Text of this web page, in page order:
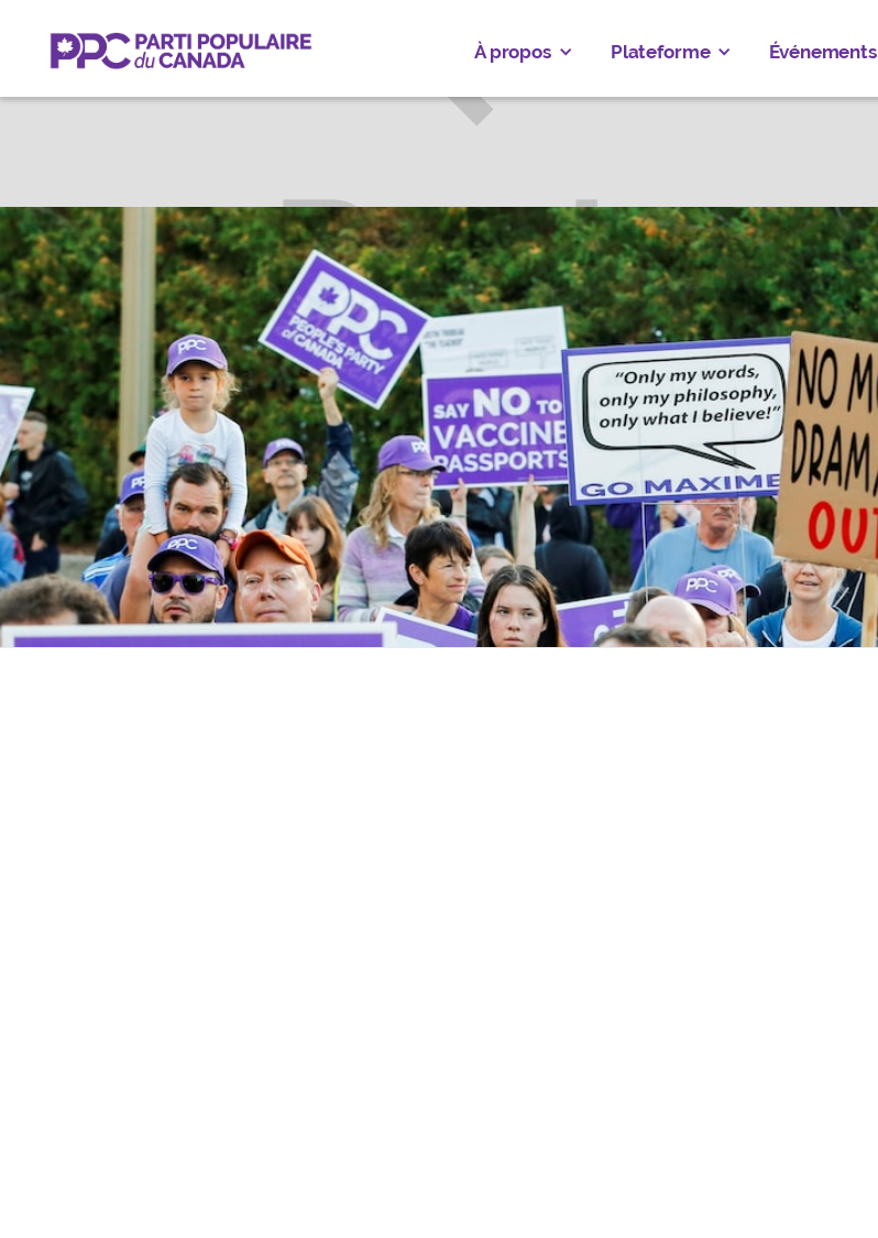
À propos Plateforme Événements
RYAN ANDERSON
NIAGARA WEST
Participez Donate